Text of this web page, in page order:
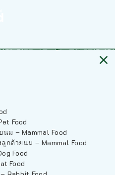
Food
ม – Mammal Food
กด้วยนม – Mammal Food
Food
Food